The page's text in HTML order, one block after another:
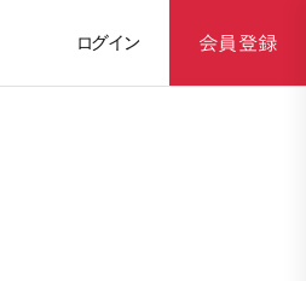
ログイン 会員登録